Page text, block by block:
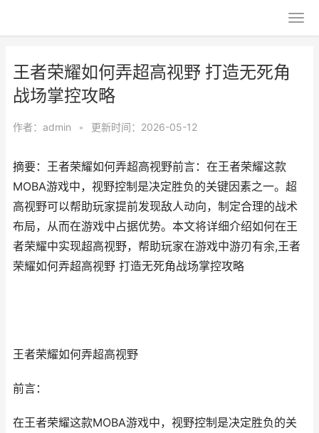
王者荣耀如何弄超高视野 打造无死角
战场掌控攻略
作者： admin • 更新时间：2026-05-12
摘要：王者荣耀如何弄超高视野前言：在王者荣耀这款
MOBA游戏中，视野控制是决定胜负的关键因素之一。超
高视野可以帮助玩家提前发现敌人动向，制定合理的战术
布局，从而在游戏中占据优势。本文将详细介绍如何在王
者荣耀中实现超高视野，帮助玩家在游戏中游刃有余,王者
荣耀如何弄超高视野 打造无死角战场掌控攻略
王者荣耀如何弄超高视野
前言：
在王者荣耀这款MOBA游戏中，视野控制是决定胜负的关